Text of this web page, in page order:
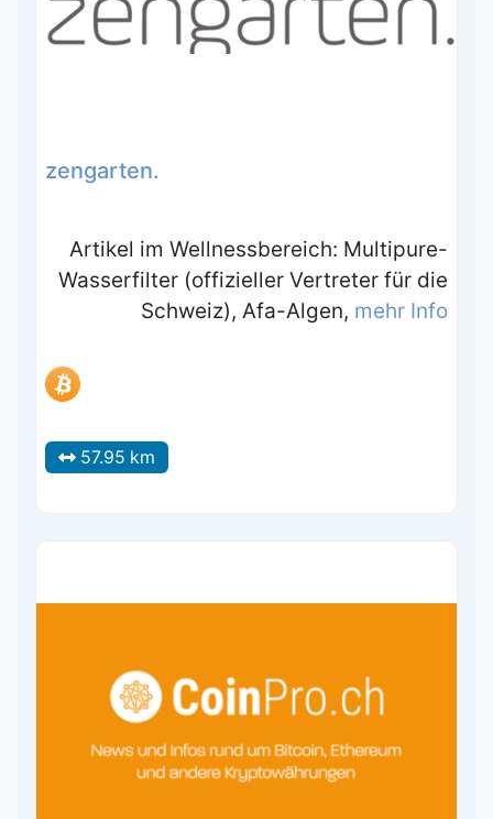
zengarten.
Artikel im Wellnessbereich: Multipure-
Wasserfilter (offizieller Vertreter für die
Schweiz), Afa-Algen, mehr Info
57.95 km